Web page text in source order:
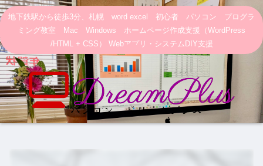
地下鉄駅から徒歩3分、札幌 word excel 初心者 パソコン プログラ
ミング教室 Mac Windows ホームページ作成支援（WordPress
/HTML + CSS） Webアプリ・システムDIY支援